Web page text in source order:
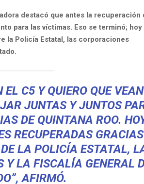
destacó que antes la recuperación
para las víctimas. Eso se terminó; hoy
la Policía Estatal, las corporaciones
EL C5 Y QUIERO QUE
JUNTAS Y JUNTOS
DE QUINTANA ROO.
RECUPERADAS
LA POLICÍA ESTATAL,
Y LA FISCALÍA GENERAL
AFIRMÓ.